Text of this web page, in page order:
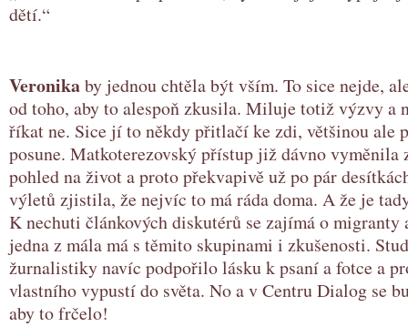
dětí.“
Veronikaby jednou chtěla být vším. To sice nejde,
od toho, aby to alespoň zkusila. Miluje totiž výzvy a
říkat ne. Sice jí to někdy přitlačí ke zdi, většinou ale
posune. Matkoterezovský přístup již dávno
pohled na život a proto překvapivě už po pár
výletů zjistila, že nejvíc to má ráda doma. A že je
K nechuti článkových diskutérů se zajímá o migranty
jedna z mála má s těmito skupinami i zkušenosti.
žurnalistiky navíc podpořilo lásku k psaní a fotce a
vlastního vypustí do světa. No a v Centru Dialog se
aby to frčelo!